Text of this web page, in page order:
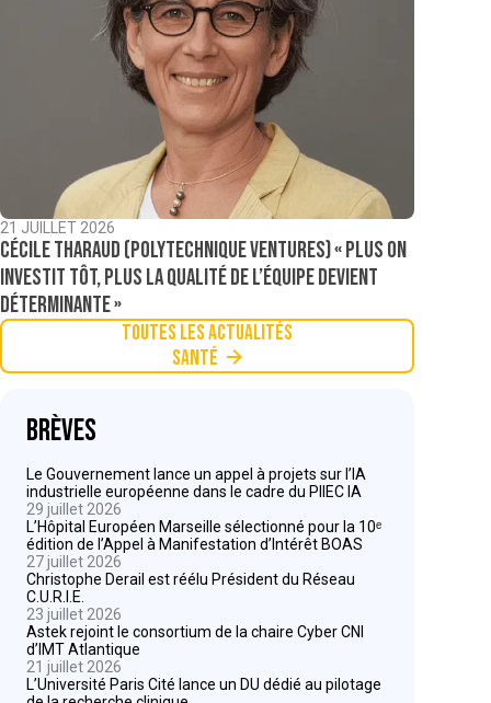
21 JUILLET 2026
Cécile Tharaud (Polytechnique Ventures) « Plus on
investit tôt, plus la qualité de l’équipe devient
déterminante »
Toutes les actualités
Santé
Brèves
Le Gouvernement lance un appel à projets sur l’IA
industrielle européenne dans le cadre du PIIEC IA
29 juillet 2026
L’Hôpital Européen Marseille sélectionné pour la 10ᵉ
édition de l’Appel à Manifestation d’Intérêt BOAS
27 juillet 2026
Christophe Derail est réélu Président du Réseau
C.U.R.I.E.
23 juillet 2026
Astek rejoint le consortium de la chaire Cyber CNI
d’IMT Atlantique
21 juillet 2026
L’Université Paris Cité lance un DU dédié au pilotage